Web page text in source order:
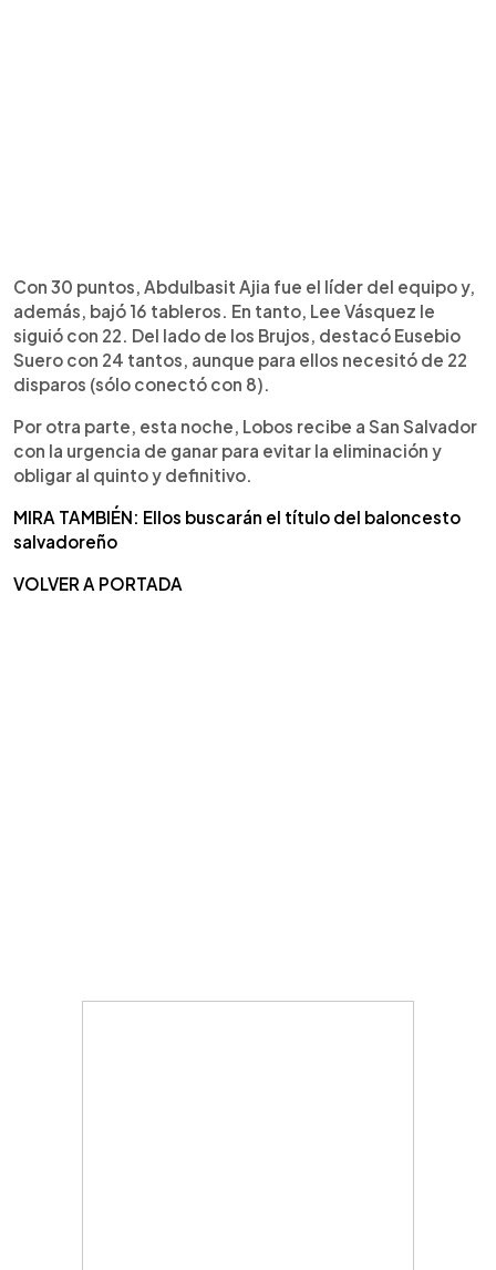
Con 30 puntos, Abdulbasit Ajia fue el líder del equipo y,
además, bajó 16 tableros. En tanto, Lee Vásquez le
siguió con 22. Del lado de los Brujos, destacó Eusebio
Suero con 24 tantos, aunque para ellos necesitó de 22
disparos (sólo conectó con 8).
Por otra parte, esta noche, Lobos recibe a San Salvador
con la urgencia de ganar para evitar la eliminación y
obligar al quinto y definitivo.
MIRA TAMBIÉN: Ellos buscarán el título del baloncesto
salvadoreño
VOLVER A PORTADA